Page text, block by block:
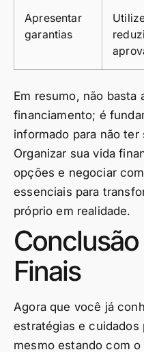
Apresentar
garantias
Em resumo, não basta
financiamento; é
informado para não
Organizar sua vida
opções e negociar
essenciais para
próprio em realidade.
Finais
Agora que você já
estratégias e cuidados
mesmo estando com